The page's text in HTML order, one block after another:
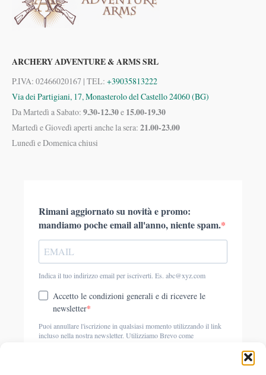
ARCHERY ADVENTURE & ARMS SRL
P.IVA: 02466020167 | TEL: +39035813222
Via dei Partigiani, 17, Monasterolo del Castello 24060 (BG)
Da Martedì a Sabato: 9.30-12.30e 15.00-19.30
Martedì e Giovedì aperti anche la sera: 21.00-23.00
Lunedì e Domenica chiusi